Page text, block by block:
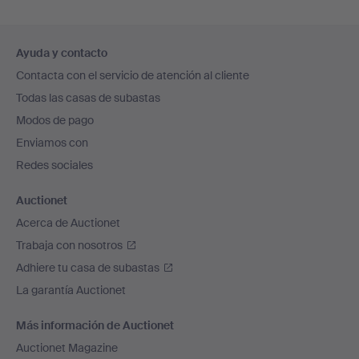
en
el
pie
de
página
Ayuda y contacto
Contacta con el servicio de atención al cliente
Todas las casas de subastas
Modos de pago
Enviamos con
Redes sociales
Auctionet
Acerca de Auctionet
Trabaja con nosotros
Adhiere tu casa de subastas
La garantía Auctionet
Más información de Auctionet
Auctionet Magazine